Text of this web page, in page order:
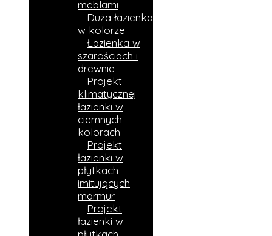
meblami
Duża łazienka
w kolorze
Łazienka w
szarościach i
drewnie
Projekt
klimatycznej
łazienki w
ciemnych
kolorach
Projekt
łazienki w
płytkach
imitujących
marmur
Projekt
łazienki w